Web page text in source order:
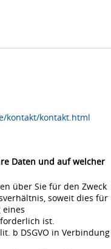
kontakt/kontakt.html
Daten und auf welcher
über Sie für den Zweck
soweit dies für
ist.
b DSGVO in Verbindung